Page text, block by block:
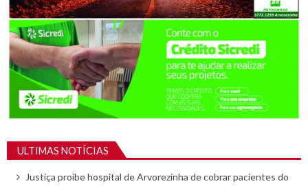
ULTIMAS NOTÍCIAS
Justiça proíbe hospital de Arvorezinha de cobrar pacientes do